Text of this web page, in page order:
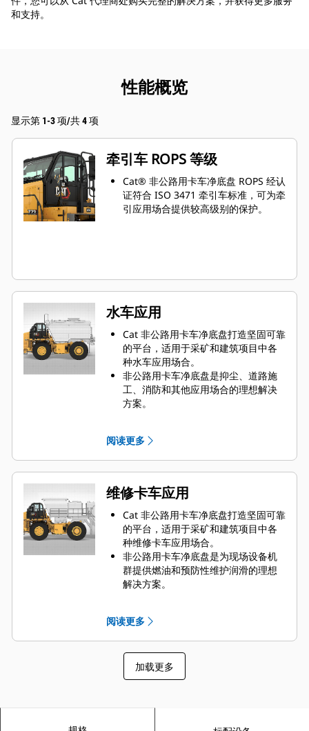
和支持。
性能概览
显示第 1-3 项/共 4 项
牵引车 ROPS 等级
Cat® 非公路用卡车净底盘 ROPS 经认
证符合 ISO 3471 牵引车标准，可为牵
引应用场合提供较高级别的保护。
水车应用
Cat 非公路用卡车净底盘打造坚固可靠
的平台，适用于采矿和建筑项目中各
种水车应用场合。
非公路用卡车净底盘是抑尘、道路施
工、消防和其他应用场合的理想解决
方案。
所有工作均通过您当地的 Cat 代理商
进行，从而为您的业务提供出众的解
决方案。
阅读更多
维修卡车应用
Cat 非公路用卡车净底盘打造坚固可靠
的平台，适用于采矿和建筑项目中各
种维修卡车应用场合。
非公路用卡车净底盘是为现场设备机
群提供燃油和预防性维护润滑的理想
解决方案。
配，所有工作均通过您当地的 Cat 代
理商进行，从而为您的业务提供出众
的解决方案。
阅读更多
加载更多